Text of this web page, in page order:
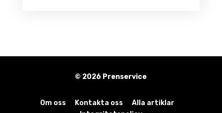
© 2026 Prenservice
Om oss Kontakta oss
Alla artiklar